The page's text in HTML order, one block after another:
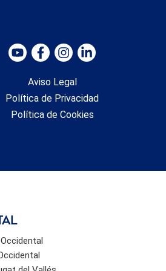
Aviso Legal
Política de Privacidad
Política de Cookies